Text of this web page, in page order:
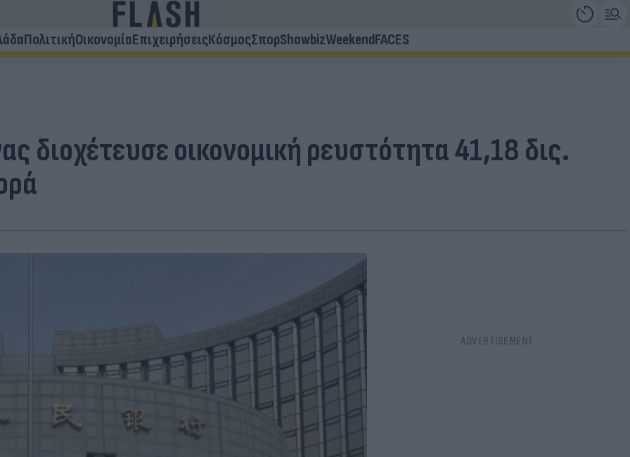
ΠολιτικήΟικονομίαΕπιχειρήσειςΚόσμοςΣπορShowbizWeekendFACES
διοχέτευσε οικονομική ρευστότητα 41,18 δις.